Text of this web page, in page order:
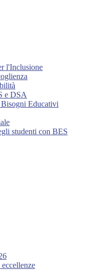
l'Inclusione
e DSA
Educativi
studenti con BES